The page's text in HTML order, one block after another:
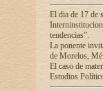
El dia de 17 de
tendencias”.
La ponente
de Morelos,
El caso de
Estudios